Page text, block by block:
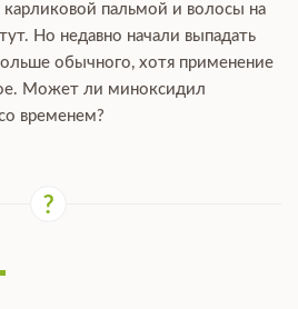
пальмой и волосы на
Но недавно начали выпадать
обычного, хотя применение
Может ли миноксидил
временем?